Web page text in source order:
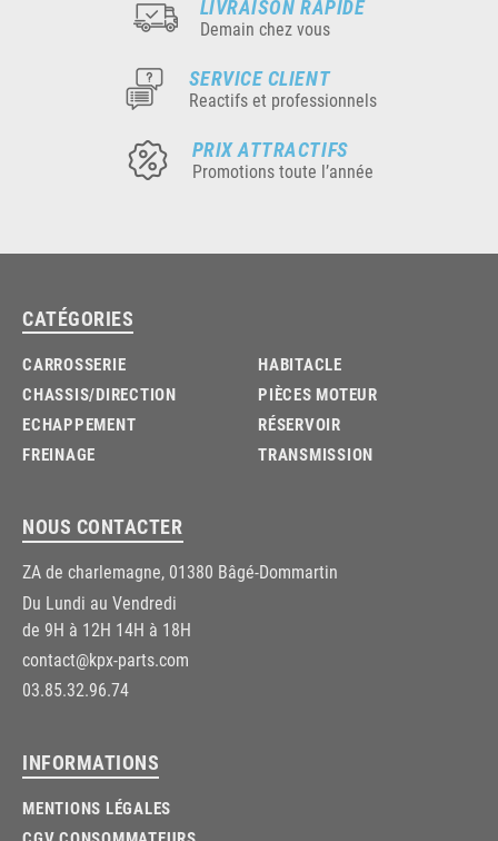
LIVRAISON RAPIDE
Demain chez vous
SERVICE CLIENT
Reactifs et professionnels
PRIX ATTRACTIFS
Promotions toute l’année
CATÉGORIES
CARROSSERIE
CHASSIS/DIRECTION
ECHAPPEMENT
FREINAGE
HABITACLE
PIÈCES MOTEUR
RÉSERVOIR
TRANSMISSION
NOUS CONTACTER
ZA de charlemagne, 01380 Bâgé-Dommartin
Du Lundi au Vendredi
de 9H à 12H 14H à 18H
contact@kpx-parts.com
03.85.32.96.74
INFORMATIONS
MENTIONS LÉGALES